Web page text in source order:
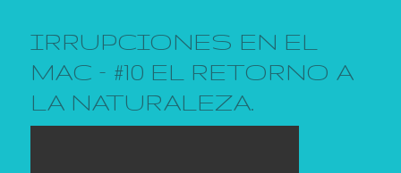
IRRUPCIONES EN EL
MAC – #10 EL RETORNO A
LA NATURALEZA.